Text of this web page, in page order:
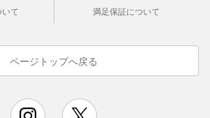
て
満足保証について
ページトップへ戻る